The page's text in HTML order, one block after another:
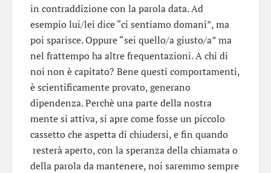
in contraddizione con la parola data. Ad
esempio lui/lei dice “ci sentiamo domani”, ma
poi sparisce. Oppure “sei quello/a giusto/a” ma
nel frattempo ha altre frequentazioni. A chi di
noi non è capitato? Bene questi comportamenti,
è scientificamente provato, generano
dipendenza. Perchè una parte della nostra
mente si attiva, si apre come fosse un piccolo
cassetto che aspetta di chiudersi, e fin quando
resterà aperto, con la speranza della chiamata o
della parola da mantenere, noi saremmo sempre